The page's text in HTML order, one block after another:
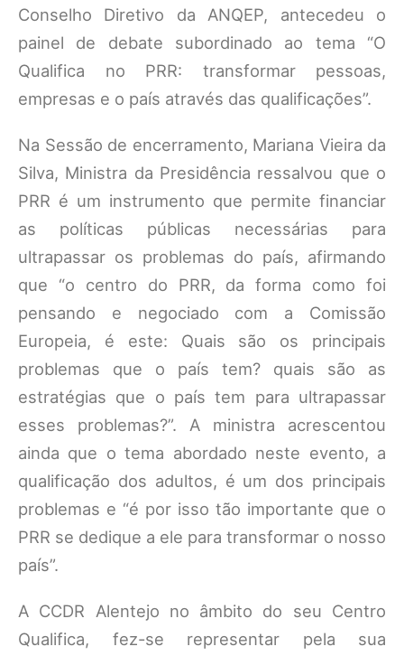
Conselho Diretivo da ANQEP, antecedeu o
painel de debate subordinado ao tema “O
Qualifica no PRR: transformar pessoas,
empresas e o país através das qualificações”.
Na Sessão de encerramento, Mariana Vieira da
Silva, Ministra da Presidência ressalvou que o
PRR é um instrumento que permite financiar
as políticas públicas necessárias para
ultrapassar os problemas do país, afirmando
que “o centro do PRR, da forma como foi
pensando e negociado com a Comissão
Europeia, é este: Quais são os principais
problemas que o país tem? quais são as
estratégias que o país tem para ultrapassar
esses problemas?”. A ministra acrescentou
ainda que o tema abordado neste evento, a
qualificação dos adultos, é um dos principais
problemas e “é por isso tão importante que o
PRR se dedique a ele para transformar o nosso
país”.
A CCDR Alentejo no âmbito do seu Centro
Qualifica, fez-se representar pela sua